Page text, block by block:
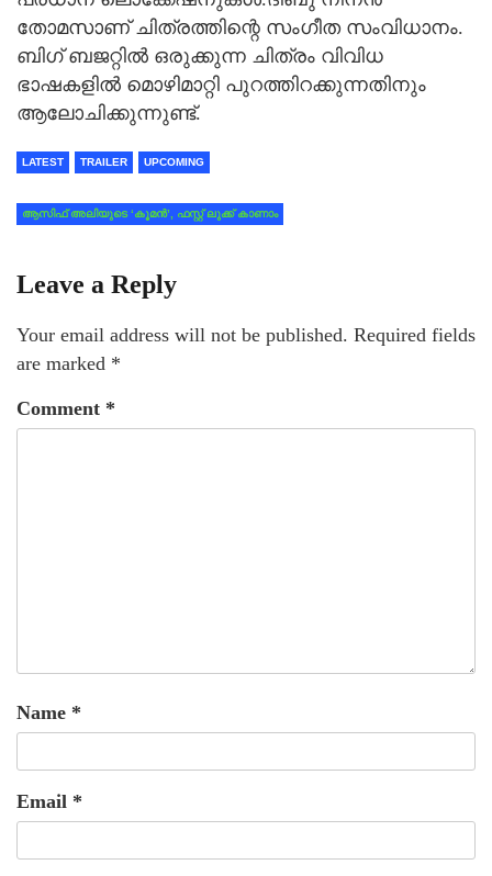
തോമസാണ് ചിത്രത്തിന്റെ സംഗീത സംവിധാനം.
ബിഗ് ബജറ്റില്‍ ഒരുക്കുന്ന ചിത്രം വിവിധ
ഭാഷകളില്‍ മൊഴിമാറ്റി പുറത്തിറക്കുന്നതിനും
ആലോചിക്കുന്നുണ്ട്.
LATEST TRAILER UPCOMING
ആസിഫ് അലിയുടെ ‘കൂമന്‍’, ഫസ്റ്റ് ലുക്ക് കാണാം
Leave a Reply
Your email address will not be published. Required fields
are marked *
Comment *
Name *
Email *